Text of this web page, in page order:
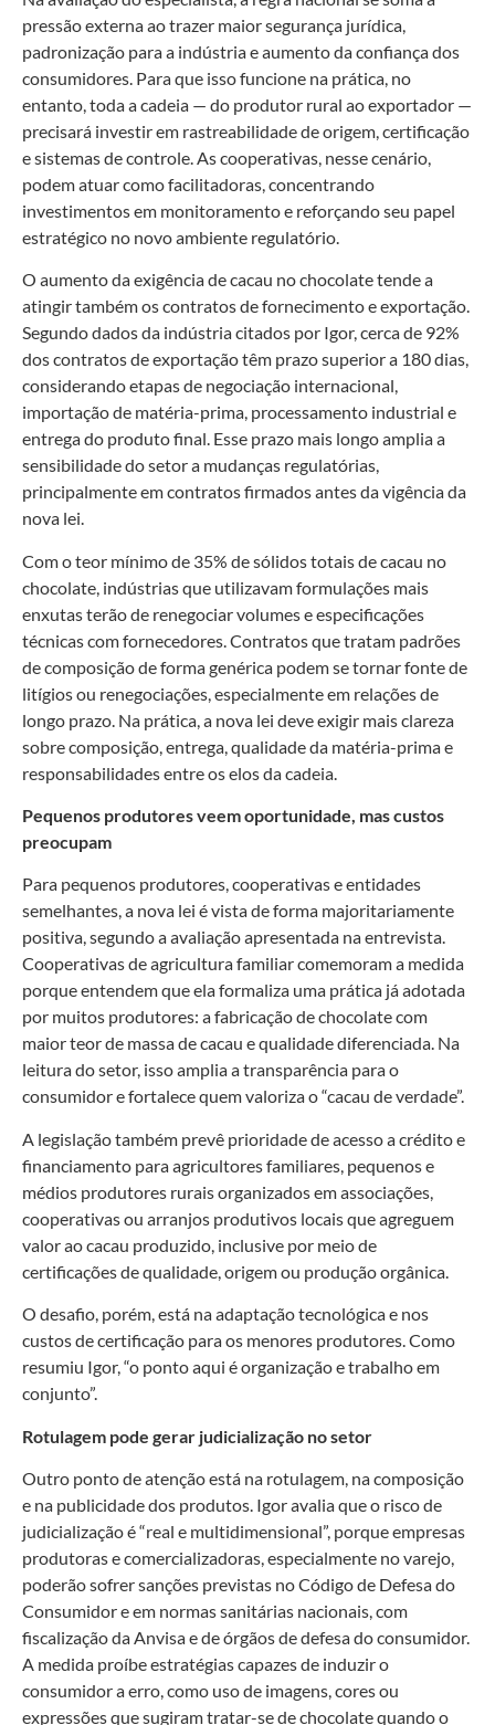
pressão externa ao trazer maior segurança jurídica,
padronização para a indústria e aumento da confiança dos
consumidores. Para que isso funcione na prática, no
entanto, toda a cadeia — do produtor rural ao exportador —
precisará investir em rastreabilidade de origem, certificação
e sistemas de controle. As cooperativas, nesse cenário,
podem atuar como facilitadoras, concentrando
investimentos em monitoramento e reforçando seu papel
estratégico no novo ambiente regulatório.
O aumento da exigência de cacau no chocolate tende a
atingir também os contratos de fornecimento e exportação.
Segundo dados da indústria citados por Igor, cerca de 92%
dos contratos de exportação têm prazo superior a 180 dias,
considerando etapas de negociação internacional,
importação de matéria-prima, processamento industrial e
entrega do produto final. Esse prazo mais longo amplia a
sensibilidade do setor a mudanças regulatórias,
principalmente em contratos firmados antes da vigência da
nova lei.
Com o teor mínimo de 35% de sólidos totais de cacau no
chocolate, indústrias que utilizavam formulações mais
enxutas terão de renegociar volumes e especificações
técnicas com fornecedores. Contratos que tratam padrões
de composição de forma genérica podem se tornar fonte de
litígios ou renegociações, especialmente em relações de
longo prazo. Na prática, a nova lei deve exigir mais clareza
sobre composição, entrega, qualidade da matéria-prima e
responsabilidades entre os elos da cadeia.
Pequenos produtores veem oportunidade, mas custos
preocupam
Para pequenos produtores, cooperativas e entidades
semelhantes, a nova lei é vista de forma majoritariamente
positiva, segundo a avaliação apresentada na entrevista.
Cooperativas de agricultura familiar comemoram a medida
porque entendem que ela formaliza uma prática já adotada
por muitos produtores: a fabricação de chocolate com
maior teor de massa de cacau e qualidade diferenciada. Na
leitura do setor, isso amplia a transparência para o
consumidor e fortalece quem valoriza o “cacau de verdade”.
A legislação também prevê prioridade de acesso a crédito e
financiamento para agricultores familiares, pequenos e
médios produtores rurais organizados em associações,
cooperativas ou arranjos produtivos locais que agreguem
valor ao cacau produzido, inclusive por meio de
certificações de qualidade, origem ou produção orgânica.
O desafio, porém, está na adaptação tecnológica e nos
custos de certificação para os menores produtores. Como
resumiu Igor, “o ponto aqui é organização e trabalho em
conjunto”.
Rotulagem pode gerar judicialização no setor
Outro ponto de atenção está na rotulagem, na composição
e na publicidade dos produtos. Igor avalia que o risco de
judicialização é “real e multidimensional”, porque empresas
produtoras e comercializadoras, especialmente no varejo,
poderão sofrer sanções previstas no Código de Defesa do
Consumidor e em normas sanitárias nacionais, com
fiscalização da Anvisa e de órgãos de defesa do consumidor.
A medida proíbe estratégias capazes de induzir o
consumidor a erro, como uso de imagens, cores ou
expressões que sugiram tratar-se de chocolate quando o